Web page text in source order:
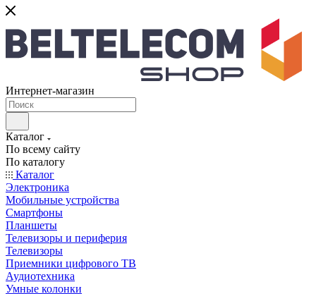
Интернет-магазин
Каталог
По всему сайту
По каталогу
Каталог
Электроника
Мобильные устройства
Смартфоны
Планшеты
Телевизоры и периферия
Телевизоры
Приемники цифрового ТВ
Аудиотехника
Умные колонки